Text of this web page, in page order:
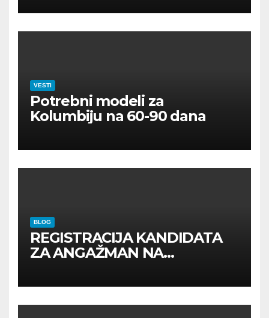
VESTI
Potrebni modeli za
Kolumbiju na 60-90 dana
BLOG
REGISTRACIJA KANDIDATA
ZA ANGAŽMAN NA